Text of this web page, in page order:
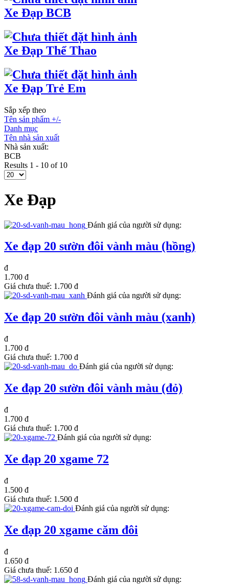
Xe Đạp BCB
Xe Đạp Thể Thao
Xe Đạp Trẻ Em
Sắp xếp theo
Tên sản phẩm +/-
Danh mục
Tên nhà sản xuất
Nhà sản xuất:
BCB
Results 1 - 10 of 10
Xe Đạp
Đánh giá của người sử dụng:
Xe đạp 20 sườn đôi vành màu (hồng)
đ
1.700 đ
Giá chưa thuế: 1.700 đ
Đánh giá của người sử dụng:
Xe đạp 20 sườn đôi vành màu (xanh)
đ
1.700 đ
Giá chưa thuế: 1.700 đ
Đánh giá của người sử dụng:
Xe đạp 20 sườn đôi vành màu (đỏ)
đ
1.700 đ
Giá chưa thuế: 1.700 đ
Đánh giá của người sử dụng:
Xe đạp 20 xgame 72
đ
1.500 đ
Giá chưa thuế: 1.500 đ
Đánh giá của người sử dụng:
Xe đạp 20 xgame căm đôi
đ
1.650 đ
Giá chưa thuế: 1.650 đ
Đánh giá của người sử dụng: